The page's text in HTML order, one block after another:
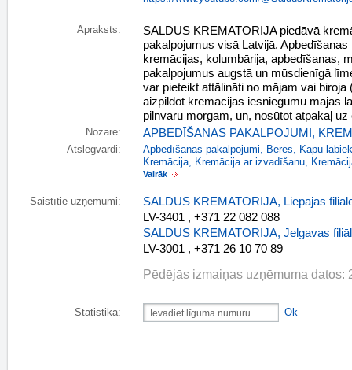
Apraksts:
SALDUS KREMATORIJA piedāvā
pakalpojumus visā Latvijā.
kremācijas, kolumbārija, apbedīšanas,
pakalpojumus augstā un mūsdienīgā
var pieteikt attālināti no mājam vai
aizpildot kremācijas iesniegumu mājas
pilnvaru morgam, un, nosūtot atpakaļ uz
Nozare: APBEDĪŠANAS PAKALPOJUMI ,
Atslēgvārdi: Apbedīšanas pakalpojumi, Bēres, Kapu
Kremācija, Kremācija ar izvadīšanu,
Vairāk
Saistītie uzņēmumi:
SALDUS KREMATORIJA, Liepājas
LV-3401 , +371 22 082 088
SALDUS KREMATORIJA, Jelgavas
LV-3001 , +371 26 10 70 89
Pēdējās izmaiņas uzņēmuma datos:
Statistika: Ok